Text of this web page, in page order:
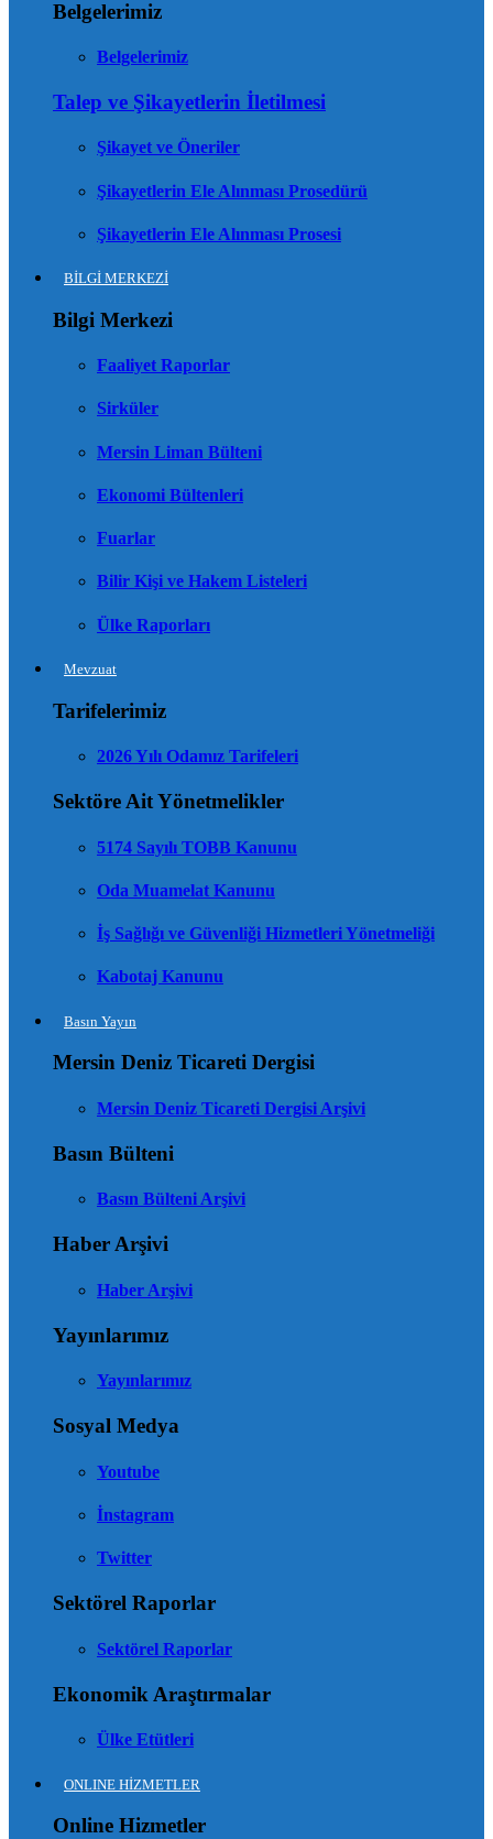
Belgelerimiz
Belgelerimiz
Talep ve Şikayetlerin İletilmesi
Şikayet ve Öneriler
Şikayetlerin Ele Alınması Prosedürü
Şikayetlerin Ele Alınması Prosesi
BİLGİ MERKEZİ
Bilgi Merkezi
Faaliyet Raporlar
Sirküler
Mersin Liman Bülteni
Ekonomi Bültenleri
Fuarlar
Bilir Kişi ve Hakem Listeleri
Ülke Raporları
Mevzuat
Tarifelerimiz
2026 Yılı Odamız Tarifeleri
Sektöre Ait Yönetmelikler
5174 Sayılı TOBB Kanunu
Oda Muamelat Kanunu
İş Sağlığı ve Güvenliği Hizmetleri Yönetmeliği
Kabotaj Kanunu
Basın Yayın
Mersin Deniz Ticareti Dergisi
Mersin Deniz Ticareti Dergisi Arşivi
Basın Bülteni
Basın Bülteni Arşivi
Haber Arşivi
Haber Arşivi
Yayınlarımız
Yayınlarımız
Sosyal Medya
Youtube
İnstagram
Twitter
Sektörel Raporlar
Sektörel Raporlar
Ekonomik Araştırmalar
Ülke Etütleri
ONLINE HİZMETLER
Online Hizmetler